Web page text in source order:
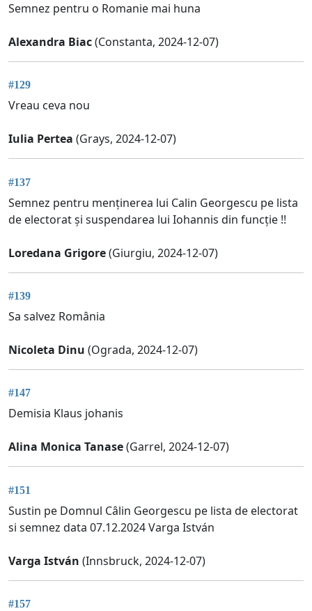
Semnez pentru o Romanie mai huna
Alexandra Biac(Constanta, 2024-12-07)
#129
Vreau ceva nou
Iulia Pertea (Grays, 2024-12-07)
#137
Semnez pentru menținerea lui Calin Georgescu pe lista
de electorat și suspendarea lui Iohannis din funcție !!
Loredana Grigore(Giurgiu, 2024-12-07)
#139
Sa salvez România
Nicoleta Dinu (Ograda, 2024-12-07)
#147
Demisia Klaus johanis
Alina Monica Tanase(Garrel, 2024-12-07)
#151
Sustin pe Domnul Câlin Georgescu pe lista de electorat
si semnez data 07.12.2024 Varga István
Varga István (Innsbruck, 2024-12-07)
#157